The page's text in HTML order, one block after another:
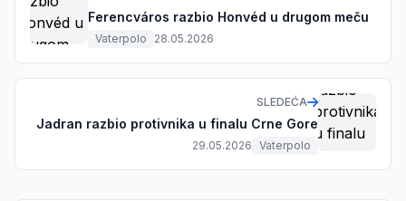
Ferencváros razbio Honvéd u drugom meču
Vaterpolo 28.05.2026
SLEDEĆA
Jadran razbio protivnika u finalu Crne Gore
29.05.2026 Vaterpolo